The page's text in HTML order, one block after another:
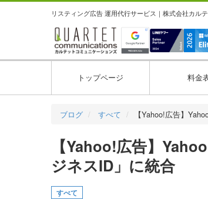
リスティング広告 運用代行サービス｜株式会社カル
トップページ 料金
ブログ すべて 【Yahoo!広告】
【Yahoo!広告】
ジネスID」に統合
すべて